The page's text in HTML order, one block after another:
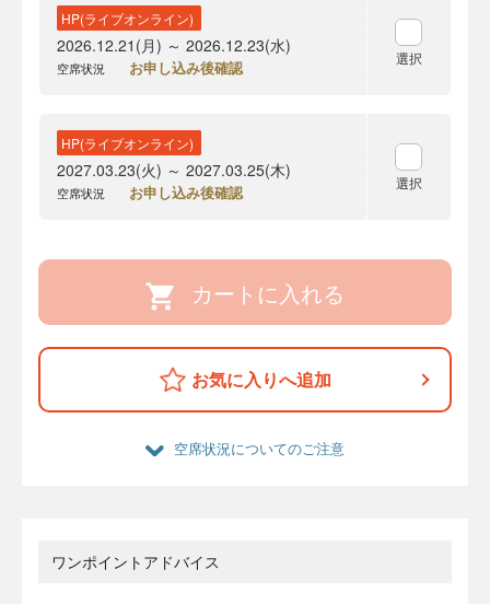
HP(ライブオンライン)
2026.12.21(月) ～ 2026.12.23(水)
空席状況 お申し込み後確認 選択
HP(ライブオンライン)
2027.03.23(火) ～ 2027.03.25(木)
空席状況 お申し込み後確認 選択
カートに入れる
お気に入りへ追加
空席状況についてのご注意
ワンポイントアドバイス